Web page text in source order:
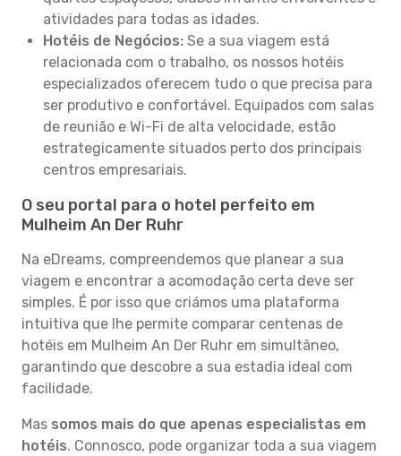
atividades para todas as idades.
Hotéis de Negócios: Se a sua viagem está
relacionada com o trabalho, os nossos hotéis
especializados oferecem tudo o que precisa para
ser produtivo e confortável. Equipados com salas
de reunião e Wi-Fi de alta velocidade, estão
estrategicamente situados perto dos principais
centros empresariais.
O seu portal para o hotel perfeito em
Mulheim An Der Ruhr
Na eDreams, compreendemos que planear a sua
viagem e encontrar a acomodação certa deve ser
simples. É por isso que criámos uma plataforma
intuitiva que lhe permite comparar centenas de
hotéis em Mulheim An Der Ruhr em simultâneo,
garantindo que descobre a sua estadia ideal com
facilidade.
Mas somos mais do que apenas especialistas em
hotéis. Connosco, pode organizar toda a sua viagem